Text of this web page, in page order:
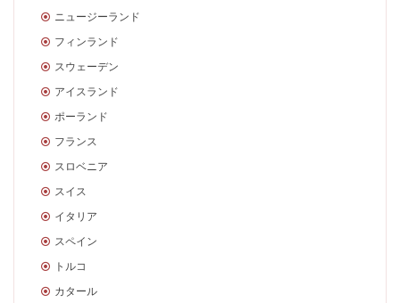
ニュージーランド
フィンランド
スウェーデン
アイスランド
ポーランド
フランス
スロベニア
スイス
イタリア
スペイン
トルコ
カタール